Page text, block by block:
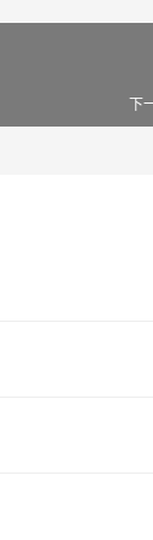
下